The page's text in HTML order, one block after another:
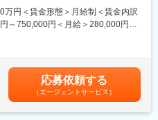
内部監査を通して、内部統制、リ
洞察や知見を活かし、事業基盤の
回
/柔軟に対応
までのキャリアで培っていただい
将来的には適性や個々人のキャリ
リーダー、製造技術のリーダー、
万円＜賃金形態＞月給制＜賃金内訳
～750,000円＜月給＞280,000円～
の責任者クラスの経験・専門性をお
月給：約41~54万円）賃金はあく
を通じて上下する可能性がありま
めた表記です。
応募依頼する
（エージェントサービス）